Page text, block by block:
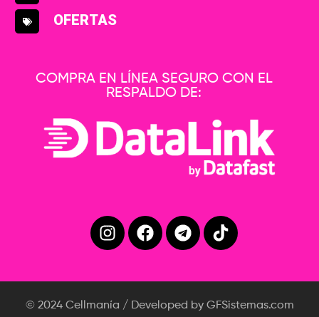
OFERTAS
COMPRA EN LÍNEA SEGURO CON EL
RESPALDO DE:
© 2024 Cellmanía / Developed by GFSistemas.com